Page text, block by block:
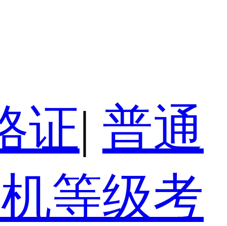
证| 普通
等级考